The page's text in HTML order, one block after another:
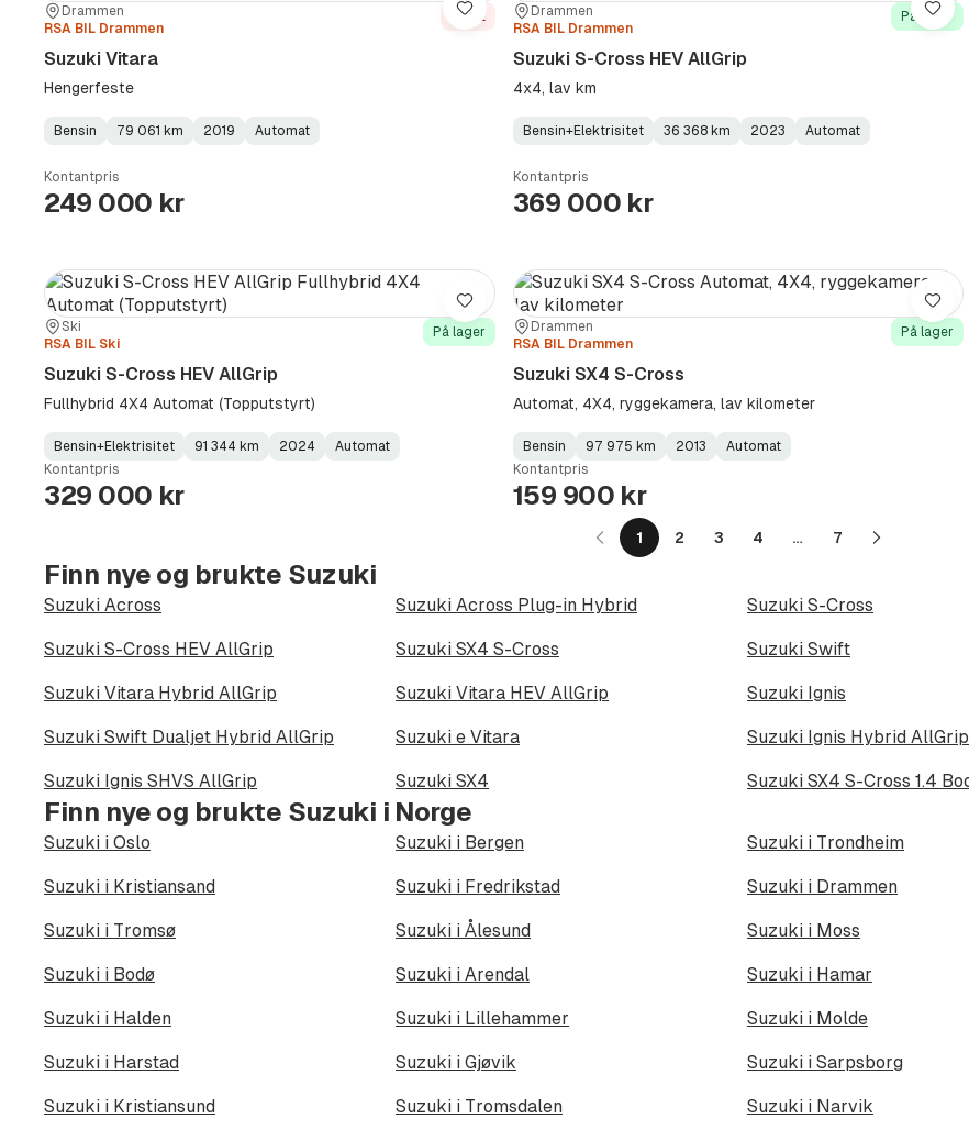
Sted:
Drammen
Forhandler:
RSA BIL Drammen
Solgt
Suzuki Vitara
Hengerfeste
Fuel
Bensin
Kilometerstand:
79 061 km
Model
2019
Gearbox
Automat
Kontantpris
249 000 kr
Lagre Sted:
Drammen
Forhandler:
RSA BIL Drammen
På lager
Suzuki S-Cross HEV AllGrip
4x4, lav km
Fuel
Bensin+Elektrisitet
Kilometerstand: 36 368 km
Model
2023
Gearbox
Automat
Kontantpris
369 000 kr
Lagre
Sted:
Ski
Forhandler:
RSA BIL Ski
På lager
Suzuki S-Cross HEV AllGrip
Fullhybrid 4X4 Automat (Topputstyrt)
Fuel
Type:
Bensin+Elektrisitet
Kilometerstand: 91 344 km
Model
Year:
2024
Gearbox
Type:
Automat
Kontantpris
329 000 kr
Lagre
Sted:
Drammen
Forhandler:
RSA BIL Drammen
På lager
Suzuki SX4 S-Cross
Automat, 4X4, ryggekamera, lav kilometer
Fuel
Type:
Bensin
Kilometerstand:
97 975 km
Model
Year:
2013
Gearbox
Type:
Automat
Kontantpris
159 900 kr
Lagre
1 2 3 4 … 7
Neste
Finn nye og brukte Suzuki
Suzuki Across Suzuki Across Plug-in Hybrid Suzuki S-Cross
Suzuki S-Cross HEV AllGrip Suzuki SX4 S-Cross Suzuki Swift
Suzuki Vitara Hybrid AllGrip Suzuki Vitara HEV AllGrip Suzuki Ignis
Suzuki Swift Dualjet Hybrid AllGrip Suzuki e Vitara Suzuki Ignis Hybrid AllGrip
Suzuki Ignis SHVS AllGrip Suzuki SX4
Finn nye og brukte Suzuki i Norge
Suzuki i Oslo Suzuki i Bergen Suzuki i Trondheim
Suzuki i Kristiansand Suzuki i Fredrikstad Suzuki i Drammen
Suzuki i Tromsø Suzuki i Ålesund Suzuki i Moss
Suzuki i Bodø Suzuki i Arendal Suzuki i Hamar
Suzuki i Halden Suzuki i Lillehammer Suzuki i Molde
Suzuki i Harstad Suzuki i Gjøvik Suzuki i Sarpsborg
Suzuki i Kristiansund Suzuki i Tromsdalen Suzuki i Narvik